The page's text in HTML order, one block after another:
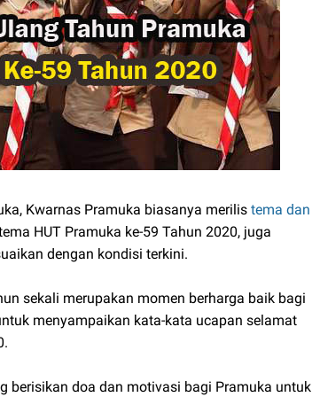
Kwarnas Pramuka biasanya merilis tema dan
HUT Pramuka ke-59 Tahun 2020, juga
dengan kondisi terkini.
sekali merupakan momen berharga baik bagi
menyampaikan kata-kata ucapan selamat
berisikan doa dan motivasi bagi Pramuka untuk